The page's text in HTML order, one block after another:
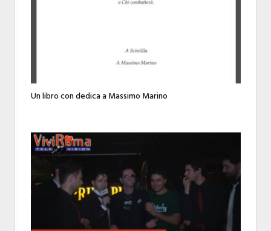
Un libro con dedica a Massimo Marino